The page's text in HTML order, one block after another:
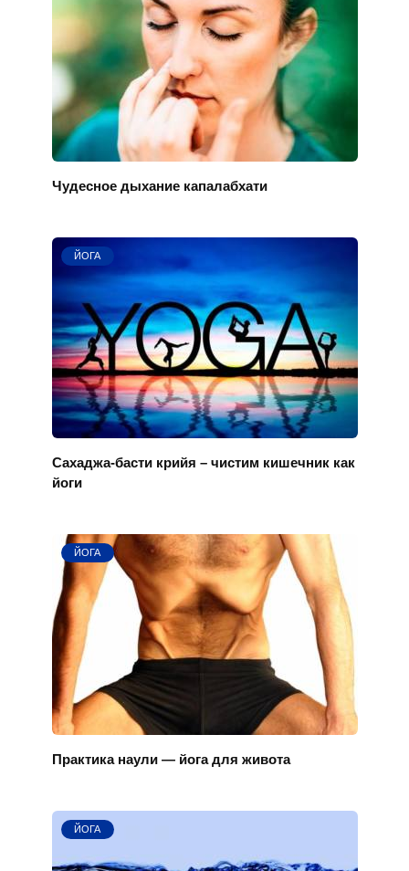
Чудесное дыхание капалабхати
ЙОГА
Сахаджа-басти крийя – чистим кишечник как
йоги
ЙОГА
Практика наули — йога для живота
ЙОГА